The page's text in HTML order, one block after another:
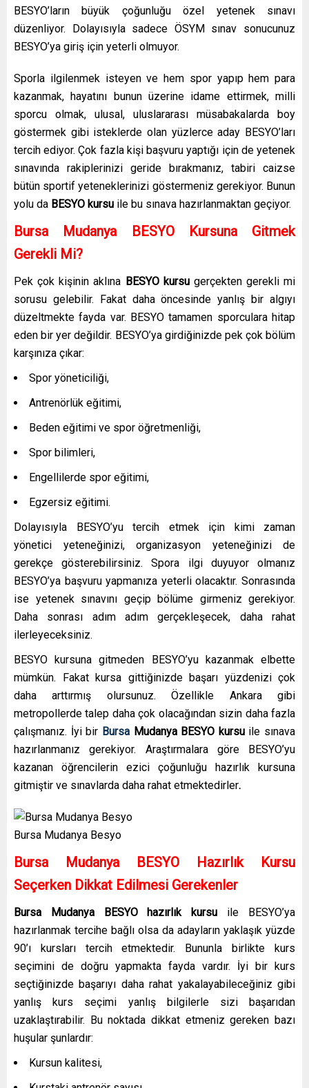
BESYO’ların büyük çoğunluğu özel yetenek sınavı
düzenliyor. Dolayısıyla sadece ÖSYM sınav sonucunuz
BESYO’ya giriş için yeterli olmuyor.
Sporla ilgilenmek isteyen ve hem spor yapıp hem para
kazanmak, hayatını bunun üzerine idame ettirmek, milli
sporcu olmak, ulusal, uluslararası müsabakalarda boy
göstermek gibi isteklerde olan yüzlerce aday BESYO’ları
tercih ediyor. Çok fazla kişi başvuru yaptığı için de yetenek
sınavında rakiplerinizi geride bırakmanız, tabiri caizse
bütün sportif yeteneklerinizi göstermeniz gerekiyor. Bunun
yolu da BESYO kursu ile bu sınava hazırlanmaktan geçiyor.
Bursa Mudanya BESYO Kursuna Gitmek
Gerekli Mi?
Pek çok kişinin aklına BESYO kursu gerçekten gerekli mi
sorusu gelebilir. Fakat daha öncesinde yanlış bir algıyı
düzeltmekte fayda var. BESYO tamamen sporculara hitap
eden bir yer değildir. BESYO’ya girdiğinizde pek çok bölüm
karşınıza çıkar:
Spor yöneticiliği,
Antrenörlük eğitimi,
Beden eğitimi ve spor öğretmenliği,
Spor bilimleri,
Engellilerde spor eğitimi,
Egzersiz eğitimi.
Dolayısıyla BESYO’yu tercih etmek için kimi zaman
yönetici yeteneğinizi, organizasyon yeteneğinizi de
gerekçe gösterebilirsiniz. Spora ilgi duyuyor olmanız
BESYO’ya başvuru yapmanıza yeterli olacaktır. Sonrasında
ise yetenek sınavını geçip bölüme girmeniz gerekiyor.
Daha sonrası adım adım gerçekleşecek, daha rahat
ilerleyeceksiniz.
BESYO kursuna gitmeden BESYO’yu kazanmak elbette
mümkün. Fakat kursa gittiğinizde başarı yüzdenizi çok
daha arttırmış olursunuz. Özellikle Ankara gibi
metropollerde talep daha çok olacağından sizin daha fazla
çalışmanız. İyi bir Bursa Mudanya BESYO kursu ile sınava
hazırlanmanız gerekiyor. Araştırmalara göre BESYO’yu
kazanan öğrencilerin ezici çoğunluğu hazırlık kursuna
gitmiştir ve sınavlarda daha rahat etmektedirler.
Bursa Mudanya Besyo
Bursa Mudanya BESYO Hazırlık Kursu
Seçerken Dikkat Edilmesi Gerekenler
Bursa Mudanya BESYO hazırlık kursu ile BESYO’ya
hazırlanmak tercihe bağlı olsa da adayların yaklaşık yüzde
90’ı kursları tercih etmektedir. Bununla birlikte kurs
seçimini de doğru yapmakta fayda vardır. İyi bir kurs
seçtiğinizde başarıyı daha rahat yakalayabileceğiniz gibi
yanlış kurs seçimi yanlış bilgilerle sizi başarıdan
uzaklaştırabilir. Bu noktada dikkat etmeniz gereken bazı
huşular şunlardır:
Kursun kalitesi,